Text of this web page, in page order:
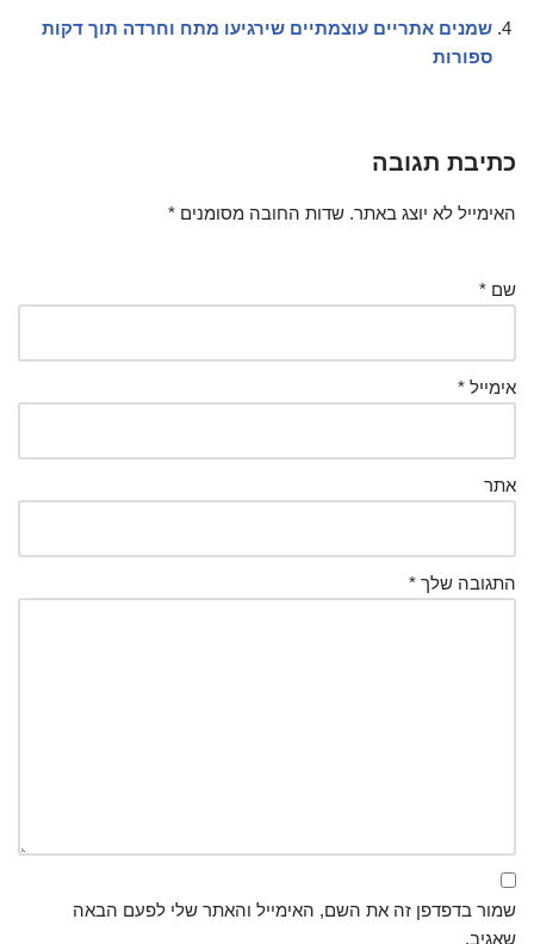
שמנים אתריים עוצמתיים שירגיעו מתח וחרדה תוך דקות
ספורות
כתיבת תגובה
האימייל לא יוצג באתר. שדות החובה מסומנים *
שם *
אימייל *
אתר
התגובה שלך *
שמור בדפדפן זה את השם, האימייל והאתר שלי לפעם הבאה
שאגיב.